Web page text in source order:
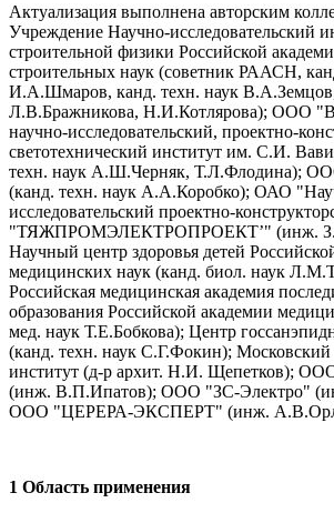
Актуализация выполнена авторским
Учреждение Научно-исследовательский
строительной физики Российской
строительных наук (советник РААСН,
И.А.Шмаров, канд. техн. наук
Л.В.Бражникова, Н.И.Котлярова); ООО
научно-исследовательский, проектно-
светотехнический институт им. С.И.
техн. наук А.Ш.Черняк, Т.Л.Флодина);
(канд. техн. наук А.А.Коробко); ОАО
исследовательский проектно-
"ТЯЖПРОМЭЛЕКТРОПРОЕКТ’" (инж.
Научный центр здоровья детей
медицинских наук (канд. биол. наук
Российская медицинская академия
образования Российской академии
мед. наук Т.Е.Бобкова); Центр
(канд. техн. наук С.Г.Фокин); Московский
институт (д-р архит. Н.И. Щепетков);
(инж. В.П.Ипатов); ООО "ЗС-Электро"
ООО "ЦЕРЕРА-ЭКСПЕРТ" (инж.
1 Область применения